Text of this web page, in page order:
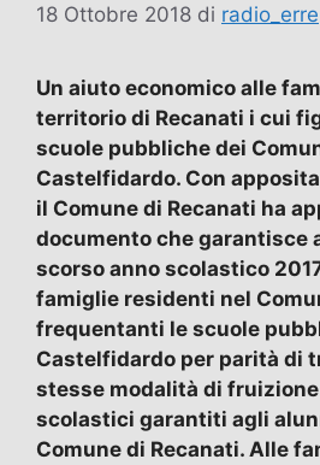
18 Ottobre 2018 di radio_erre
Un aiuto economico alle
territorio di Recanati i cui
scuole pubbliche dei
Castelfidardo. Con
il Comune di Recanati ha
documento che garantisce
scorso anno scolastico
famiglie residenti nel
frequentanti le scuole
Castelfidardo per parità di
stesse modalità di
scolastici garantiti agli
Comune di Recanati. Alle